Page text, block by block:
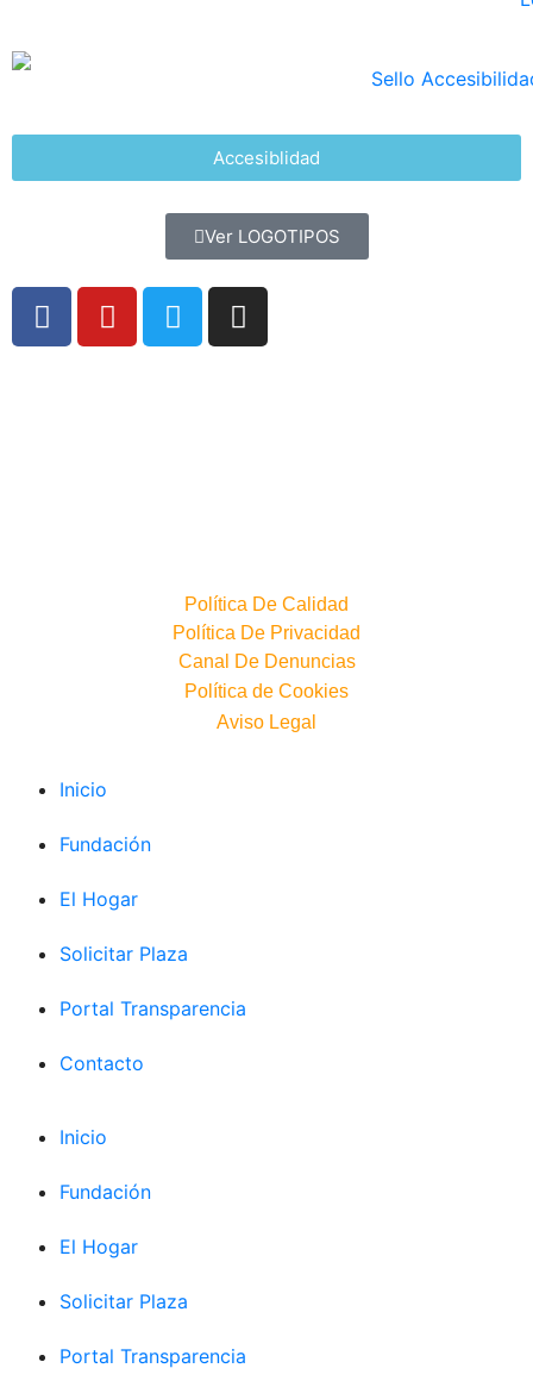
Accesiblidad
Ver LOGOTIPOS
Política De Calidad
Política De Privacidad
Canal De Denuncias
Política de Cookies
Aviso Legal
Inicio
Fundación
El Hogar
Solicitar Plaza
Portal Transparencia
Contacto
Inicio
Fundación
El Hogar
Solicitar Plaza
Portal Transparencia